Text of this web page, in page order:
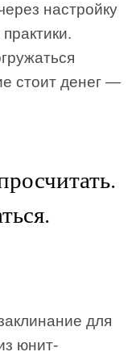
настройку
стоит денег —
для
юнит-